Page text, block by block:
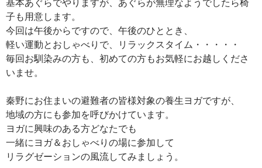
子も用意します。
今回は午後からですので、午後のひととき、
軽い運動とおしゃべりで、リラックスタイム・・・・・
毎回お馴染みの方も、初めての方もお気軽にお越しくださ
いませ。
秦野にお住まいの避難者の皆様対象の養生ヨガですが、
地域の方にも参加を呼びかけています。
ヨガに興味のある方どなたでも
一緒にヨガ＆おしゃべりの場に参加して
リラグゼーションの風流してみましょう。